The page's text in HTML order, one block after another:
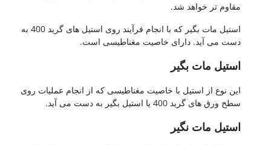
مقاوم تر خواهد شد.
استیل مات بگیر که با انجام فرآیند روی استیل های گرید 400 به
دست می آید. دارای خاصیت مغناطیسی است.
استیل مات بگیر
این نوع از استیل با خاصیت مغناطیسی که از انجام عملیات روی
سطح ورق های گرید 400 یا استیل بگیر به دست می آید.
استیل مات نگیر